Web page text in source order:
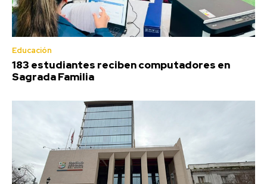
Educación
183 estudiantes reciben computadores en
Sagrada Familia